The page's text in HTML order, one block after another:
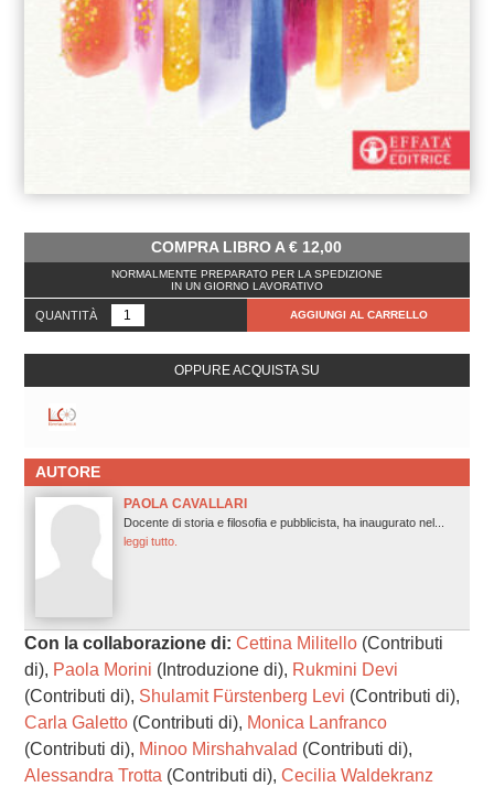
COMPRA LIBRO A€ 12,00
NORMALMENTE PREPARATO PER LA SPEDIZIONE
IN UN GIORNO LAVORATIVO
QUANTITÀ AGGIUNGI AL CARRELLO
OPPURE ACQUISTA SU
AUTORE
PAOLA CAVALLARI
Docente di storia e filosofia e pubblicista, ha inaugurato nel...
leggi tutto.
Con la collaborazione di: Cettina Militello(Contributi
di), Paola Morini (Introduzione di), Rukmini Devi
(Contributi di), Shulamit Fürstenberg Levi (Contributi di),
Carla Galetto(Contributi di), Monica Lanfranco
(Contributi di), Minoo Mirshahvalad (Contributi di),
Alessandra Trotta(Contributi di), Cecilia Waldekranz